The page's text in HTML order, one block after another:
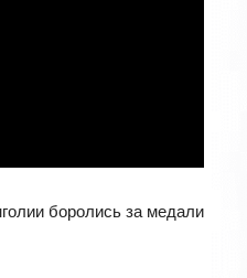
боролись за медали